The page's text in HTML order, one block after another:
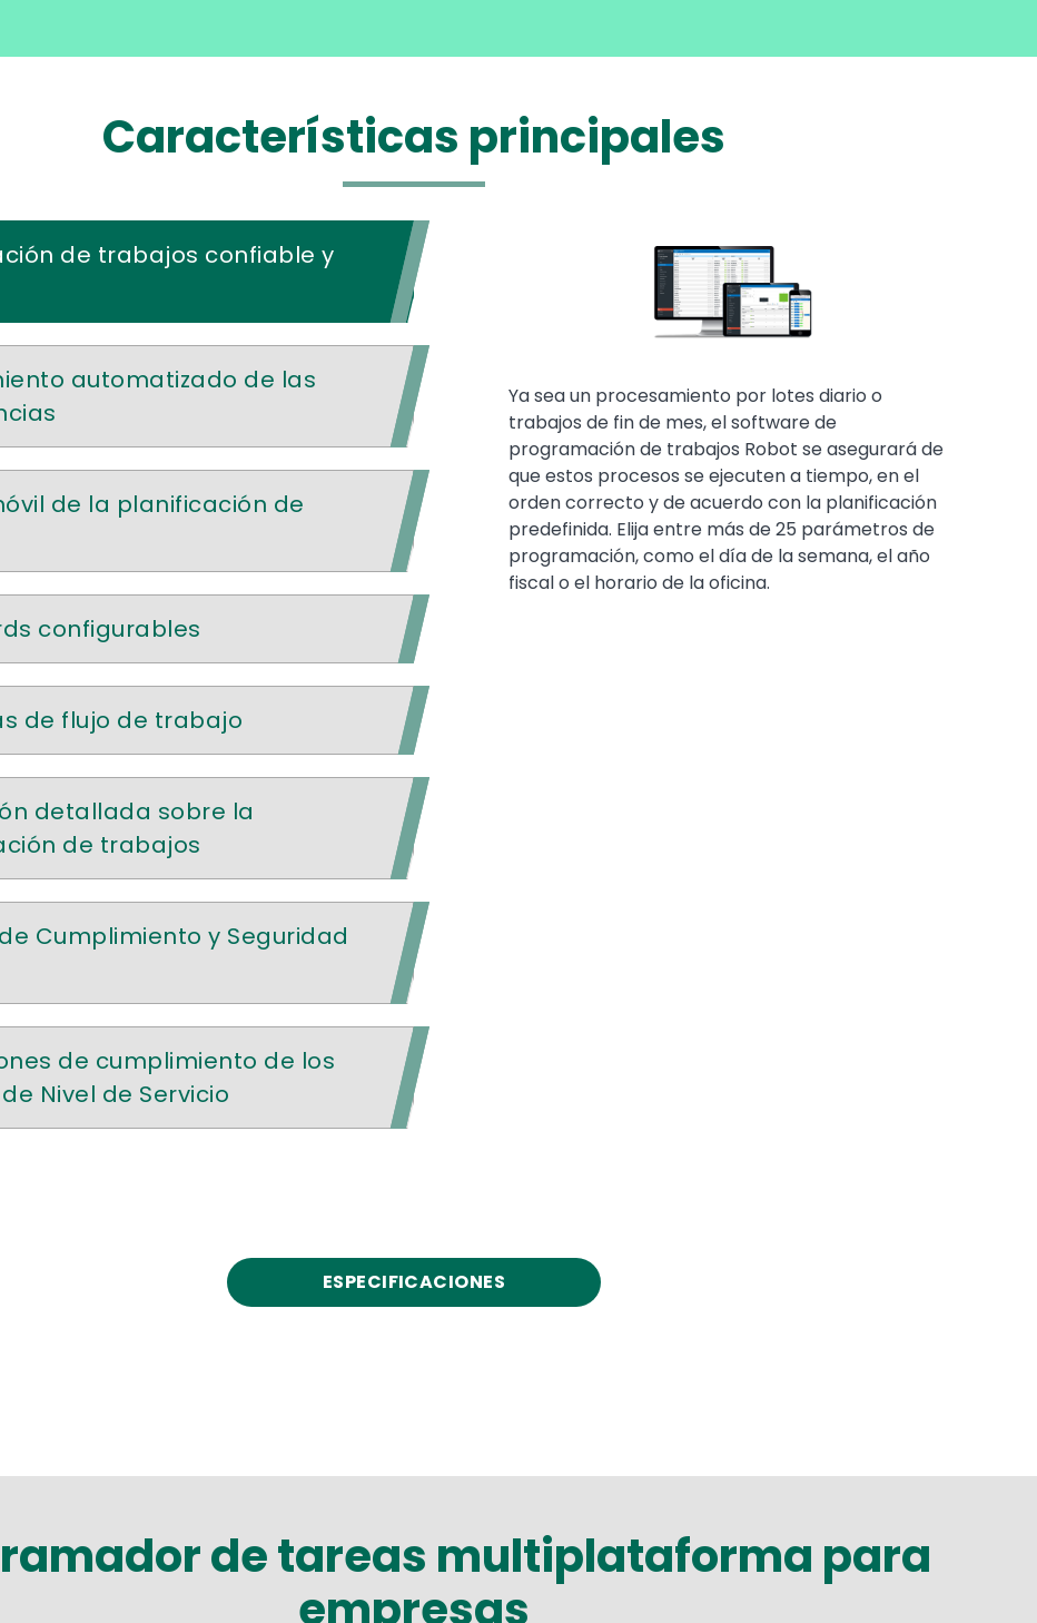
Características principales
de trabajos confiable y
Ya sea un procesamiento por lotes diario o
trabajos de fin de mes, el software de
programación de trabajos Robot se asegurará de
que estos procesos se ejecuten a tiempo, en el
orden correcto y de acuerdo con la planificación
predefinida. Elija entre más de 25 parámetros de
programación, como el día de la semana, el año
fiscal o el horario de la oficina.
automatizado de las
de la planificación de
configurables
de flujo de trabajo
detallada sobre la
de trabajos
Cumplimiento y Seguridad
de cumplimiento de los
Nivel de Servicio
ESPECIFICACIONES
de tareas multiplataforma para
empresas